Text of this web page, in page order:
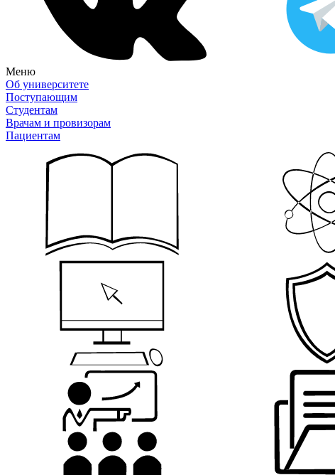
Меню
Об университете
Поступающим
Студентам
Врачам и провизорам
Пациентам